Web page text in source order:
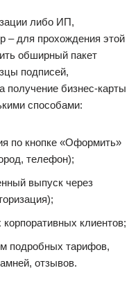
либо ИП,
– для прохождения этой
обширный пакет
подписей,
получение бизнес-карты
способами:
по кнопке «Оформить»
телефон);
выпуск через
клиентов;
подробных тарифов,
отзывов.